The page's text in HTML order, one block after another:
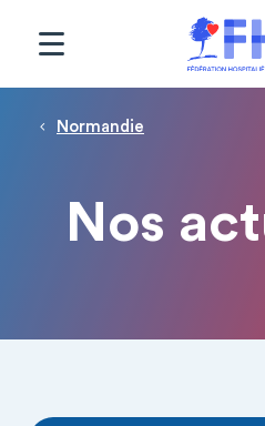
Fil d'Ariane
Normandie
Nos
Panneau de gestion des